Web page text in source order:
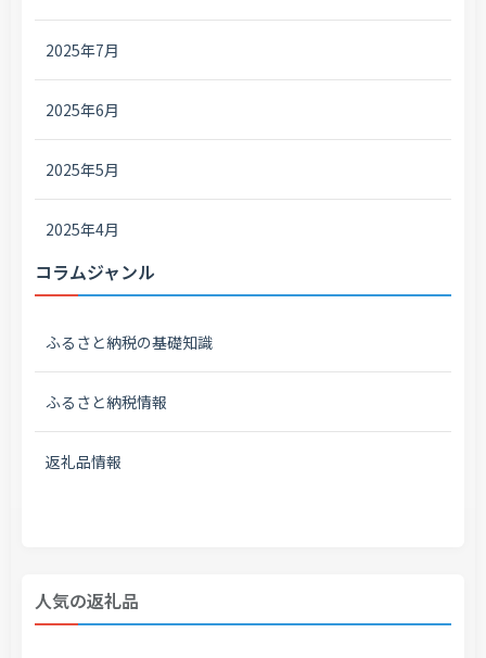
2025年7月
2025年6月
2025年5月
2025年4月
コラムジャンル
ふるさと納税の基礎知識
ふるさと納税情報
返礼品情報
人気の返礼品